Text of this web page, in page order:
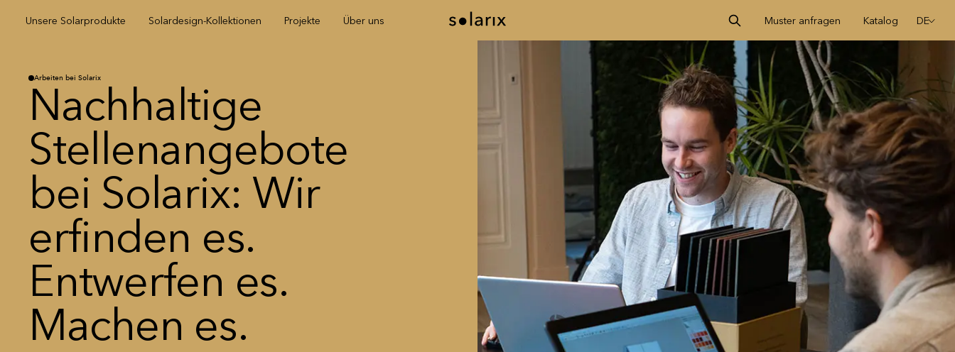
Unsere Solarprodukte Solardesign-Kollektionen Projekte Über uns Muster anfragen Katalog DE
Arbeiten bei Solarix
Nachhaltige
Stellenangebote
bei Solarix: Wir
erfinden es.
Entwerfen es.
Machen es.